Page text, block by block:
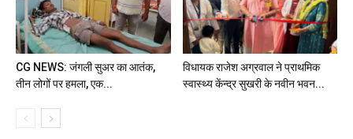
CG NEWS: जंगली सुअर का आतंक,
तीन लोगों पर हमला, एक...
विधायक राजेश अग्रवाल ने प्राथमिक
स्वास्थ्य केंन्द्र सुखरी के नवीन भवन...